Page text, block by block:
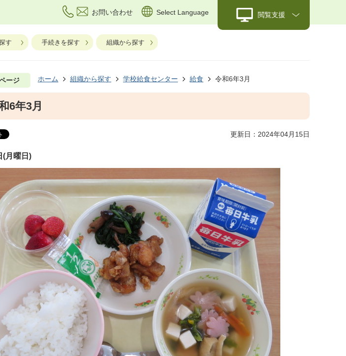
お問い合わせ Select Language 閲覧支援
す 手続きを探す 組織から探す
ージ ホーム 組織から探す 学校給食センター 給食 令和6年3月
6年3月
更新日：2024年04月15日
(月曜日)